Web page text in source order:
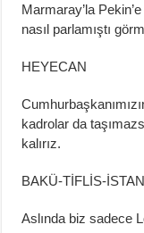
Marmaray’la
nasıl parlamıştı
HEYECAN
kadrolar da
kalırız.
BAKÜ-TİFLİS-
Aslında biz sadece